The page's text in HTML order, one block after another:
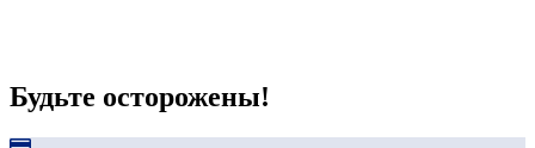
Будьте осторожены!